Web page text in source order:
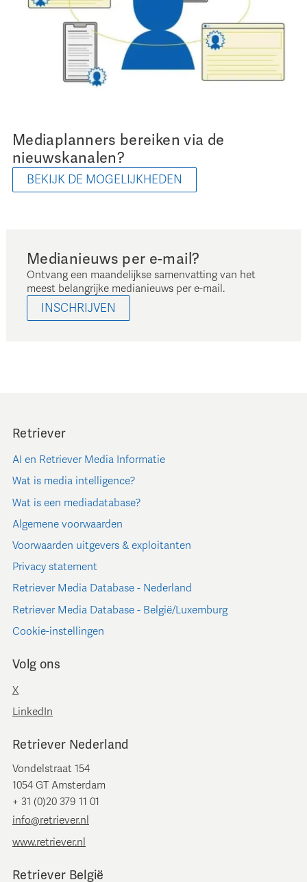
Mediaplanners bereiken via de
nieuwskanalen?
BEKIJK DE MOGELIJKHEDEN
Medianieuws per e-mail?
Ontvang een maandelijkse samenvatting van het
meest belangrijke medianieuws per e-mail.
INSCHRIJVEN
Retriever
AI en Retriever Media Informatie
Wat is media intelligence?
Wat is een mediadatabase?
Algemene voorwaarden
Voorwaarden uitgevers & exploitanten
Privacy statement
Retriever Media Database - Nederland
Retriever Media Database - België/Luxemburg
Cookie-instellingen
Volg ons
X
LinkedIn
Retriever Nederland
Vondelstraat 154
1054 GT Amsterdam
+ 31 (0)20 379 11 01
info@retriever.nl
www.retriever.nl
Retriever België